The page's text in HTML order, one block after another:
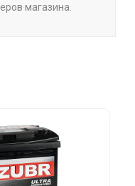
магазина.